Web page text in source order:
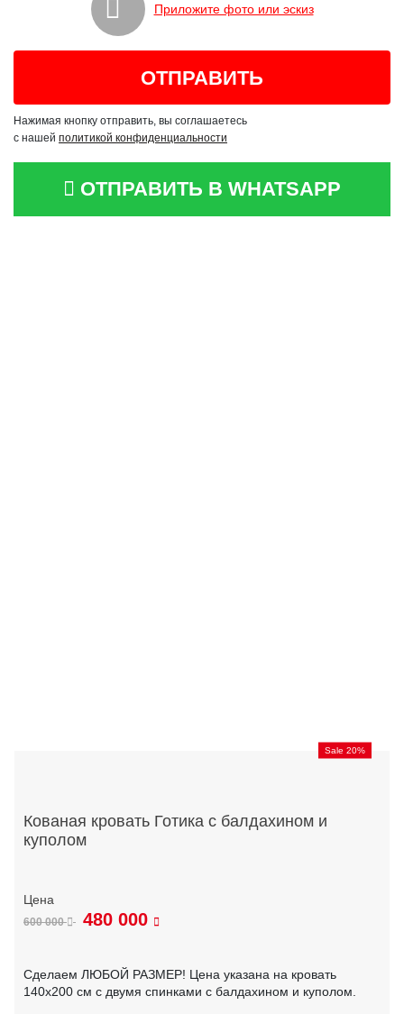
Приложите фото или эскиз
Нажимая кнопку отправить, вы соглашаетесь
с нашей политикой конфиденциальности
ОТПРАВИТЬ В WHATSAPP
Sale 20%
Кованая кровать Готика с балдахином и
куполом
600 000 480 000
Сделаем ЛЮБОЙ РАЗМЕР! Цена указана на кровать
140х200 см с двумя спинками с балдахином и куполом.